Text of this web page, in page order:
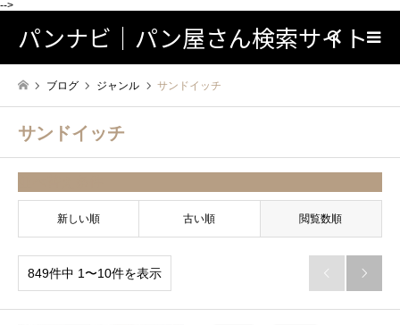
-->
パンナビ｜パン屋さん検索サイト検索
ブログ ジャンル サンドイッチ
サンドイッチ
新しい順 古い順 閲覧数順
849件中 1〜10件を表示  